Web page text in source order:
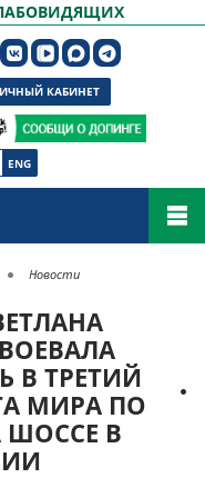
ENG
КАБИНЕТ
Новости
В ТРЕТИЙ
МИРА ПО
ШОССЕ В